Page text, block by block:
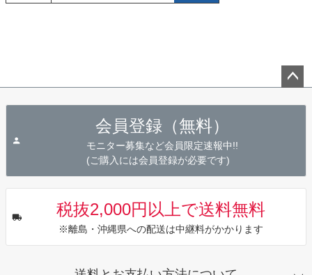
会員登録（無料）
モニター募集など会員限定速報中!!
(ご購入には会員登録が必要です)
税抜2,000円以上で送料無料
※離島・沖縄県への配送は中継料がかかります